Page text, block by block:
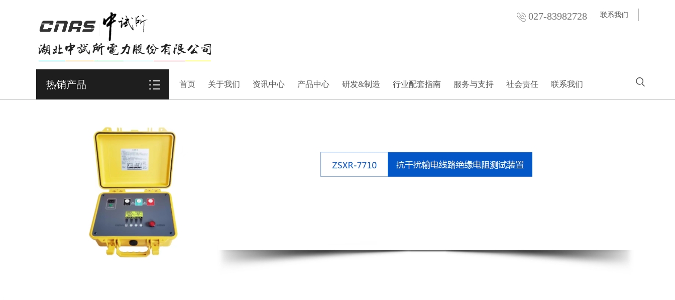
027-83982728 联系我们
热销产品 首页 关于我们 资讯中心 产品中心 研发&制造 行业配套指南 服务与支持 社会责任 联系我们